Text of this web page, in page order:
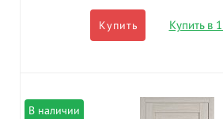
Купить Купить в
В наличии